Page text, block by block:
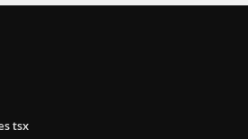
tsx